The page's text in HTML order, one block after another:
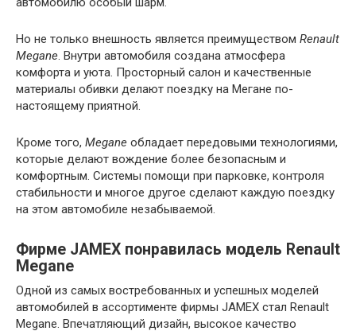
Но не только внешность является преимуществом Renault
Megane. Внутри автомобиля создана атмосфера
комфорта и уюта. Просторный салон и качественные
материалы обивки делают поездку на Мегане по-
настоящему приятной.
Кроме того, Megane обладает передовыми технологиями,
которые делают вождение более безопасным и
комфортным. Системы помощи при парковке, контроля
стабильности и многое другое сделают каждую поездку
на этом автомобиле незабываемой.
Фирме JAMEX понравилась модель Renault
Megane
Одной из самых востребованных и успешных моделей
автомобилей в ассортименте фирмы JAMEX стал Renault
Megane. Впечатляющий дизайн, высокое качество